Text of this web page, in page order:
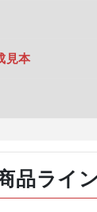
からのご注文を
複数選択するこ
の場合は「全く
見本
ストを送って
インデータをご
トラインと白版
ーヨン（長さ
品ライ